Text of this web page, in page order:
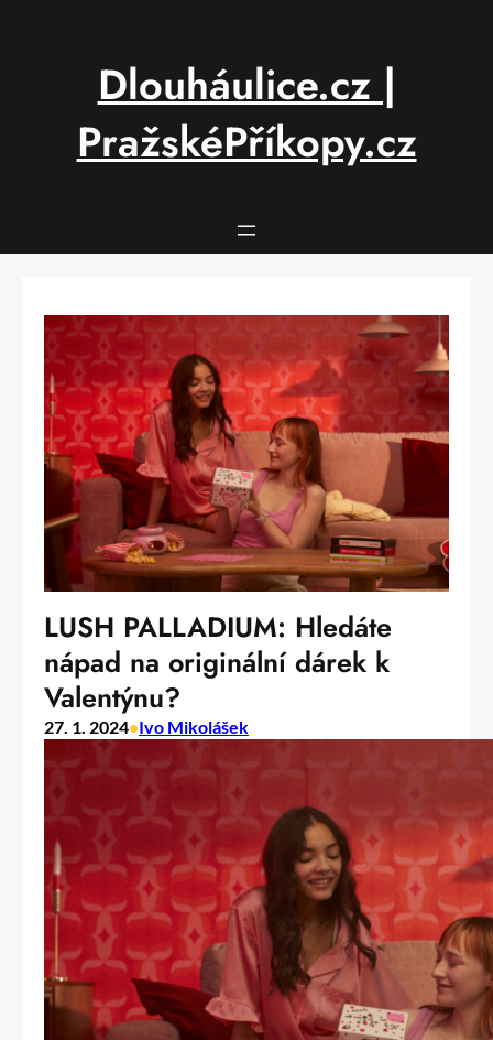
Dlouháulice.cz |
PražskéPříkopy.cz
LUSH PALLADIUM: Hledáte
nápad na originální dárek k
Valentýnu?
27. 1. 2024•Ivo Mikolášek